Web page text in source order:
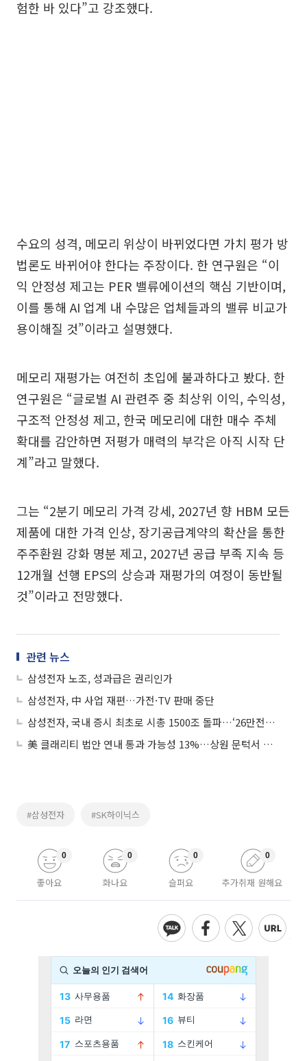
험한 바 있다”고 강조했다.
수요의 성격, 메모리 위상이 바뀌었다면 가치 평가 방
법론도 바뀌어야 한다는 주장이다. 한 연구원은 “이
익 안정성 제고는 PER 밸류에이션의 핵심 기반이며,
이를 통해 AI 업계 내 수많은 업체들과의 밸류 비교가
용이해질 것”이라고 설명했다.
메모리 재평가는 여전히 초입에 불과하다고 봤다. 한
연구원은 “글로벌 AI 관련주 중 최상위 이익, 수익성,
구조적 안정성 제고, 한국 메모리에 대한 매수 주체
확대를 감안하면 저평가 매력의 부각은 아직 시작 단
계”라고 말했다.
그는 “2분기 메모리 가격 강세, 2027년 향 HBM 모든
제품에 대한 가격 인상, 장기공급계약의 확산을 통한
주주환원 강화 명분 제고, 2027년 공급 부족 지속 등
12개월 선행 EPS의 상승과 재평가의 여정이 동반될
것”이라고 전망했다.
관련 뉴스
삼성전자 노조, 성과급은 권리인가
삼성전자, 中 사업 재편…가전·TV 판매 중단
삼성전자, 국내 증시 최초로 시총 1500조 돌파…‘26만전자’ 시대 도래
美 클래리티 법안 연내 통과 가능성 13%…상원 문턱서 제동
#삼성전자 #SK하이닉스
좋아요
0
화나요
0
슬퍼요
0
추가취재 원해요
0